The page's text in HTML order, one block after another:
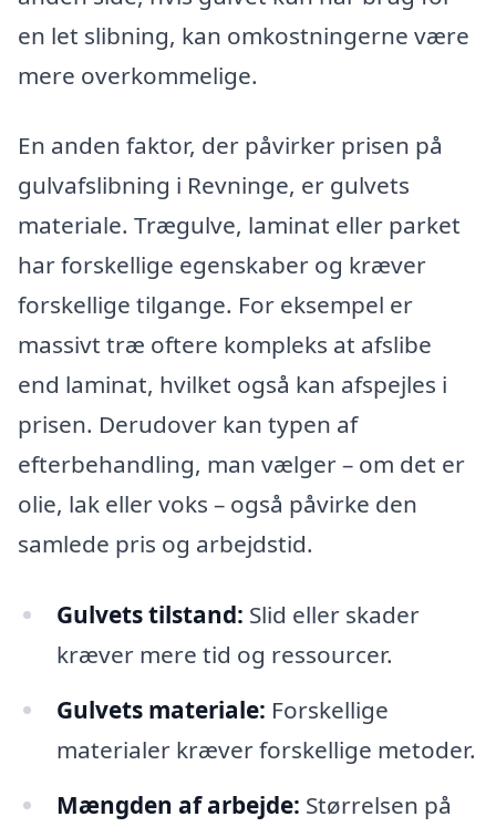
en let slibning, kan omkostningerne være
mere overkommelige.
En anden faktor, der påvirker prisen på
gulvafslibning i Revninge, er gulvets
materiale. Trægulve, laminat eller parket
har forskellige egenskaber og kræver
forskellige tilgange. For eksempel er
massivt træ oftere kompleks at afslibe
end laminat, hvilket også kan afspejles i
prisen. Derudover kan typen af
efterbehandling, man vælger – om det er
olie, lak eller voks – også påvirke den
samlede pris og arbejdstid.
Gulvets tilstand: Slid eller skader
kræver mere tid og ressourcer.
Gulvets materiale: Forskellige
materialer kræver forskellige metoder.
Mængden af arbejde: Størrelsen på